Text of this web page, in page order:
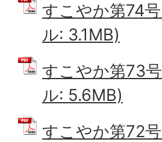
すこやか第74
ル: 3.1MB)
すこやか第73
ル: 5.6MB)
すこやか第72